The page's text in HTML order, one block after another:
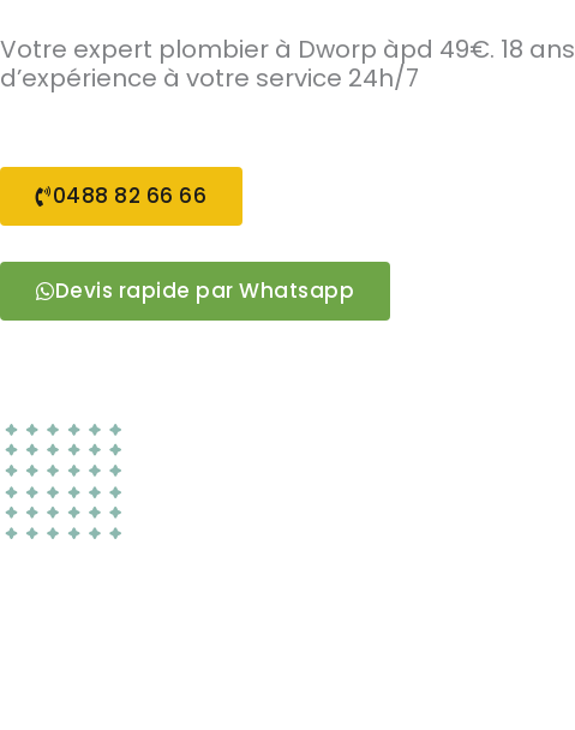
Votre expert plombier à Dworp àpd 49€. 18 ans
d’expérience à votre service 24h/7
0488 82 66 66
Devis rapide par Whatsapp